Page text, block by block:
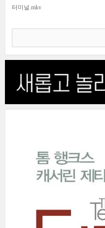
터미널.mkv